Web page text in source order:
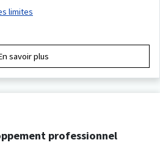
limites
savoir plus
professionnel